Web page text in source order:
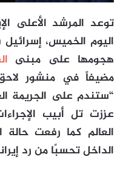
توعد المرشد الأعلى
اليوم الخميس،
هجومها على مبنى
مضيفاً في منشور لاحق
“ستندم على الجريمة
عززت تل أبيب
العالم كما رفعت حالة
الداخل تحسبًا من رد